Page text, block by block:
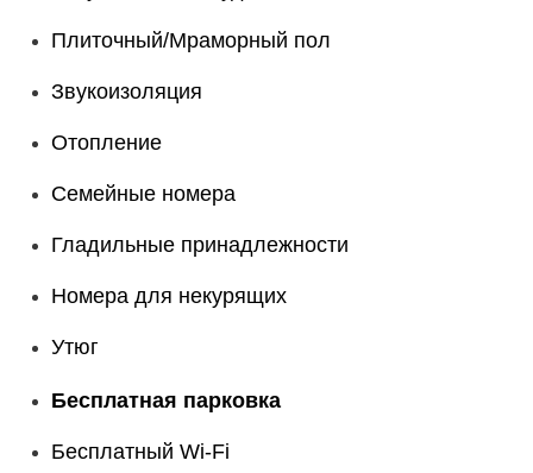
Плиточный/Мраморный пол
Звукоизоляция
Отопление
Семейные номера
Гладильные принадлежности
Номера для некурящих
Утюг
Бесплатная парковка
Бесплатный Wi-Fі